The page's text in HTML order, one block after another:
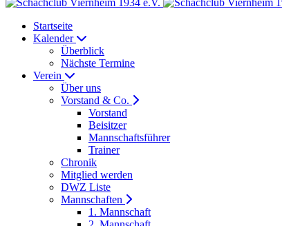
Startseite
Kalender
Überblick
Nächste Termine
Verein
Über uns
Vorstand & Co.
Vorstand
Beisitzer
Mannschaftsführer
Trainer
Chronik
Mitglied werden
DWZ Liste
Mannschaften
1. Mannschaft